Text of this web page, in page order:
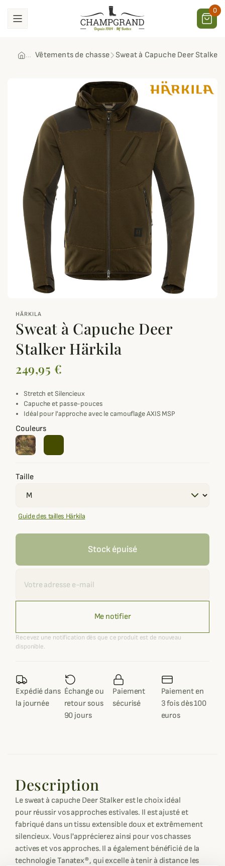
0
Vêtements de chasse Sweat à Capuche Deer Stalker
HÄRKILA
Sweat à Capuche Deer
Stalker Härkila
249,95 €
Stretch et Silencieux
Capuche et passe-pouces
Idéal pour l'approche avec le camouflage AXIS MSP
Couleurs
Taille
Guide des tailles Härkila
Stock épuisé
Me notifier
Recevez une notification dès que ce produit est de nouveau
disponible.
Expédié dans
la journée
Échange ou
retour sous
90 jours
Paiement
sécurisé
Paiement en
3 fois dès 100
euros
Description
Le sweat à capuche Deer Stalker est le choix idéal
pour réussir vos approches estivales. Il est ajusté et
fabriqué dans un tissu extensible doux et extrêmement
silencieux. Vous l'apprécierez ainsi pour vos chasses
actives et vos approches. Il a également bénéficié de la
technologie Tanatex®, qui excelle à tenir à distance les